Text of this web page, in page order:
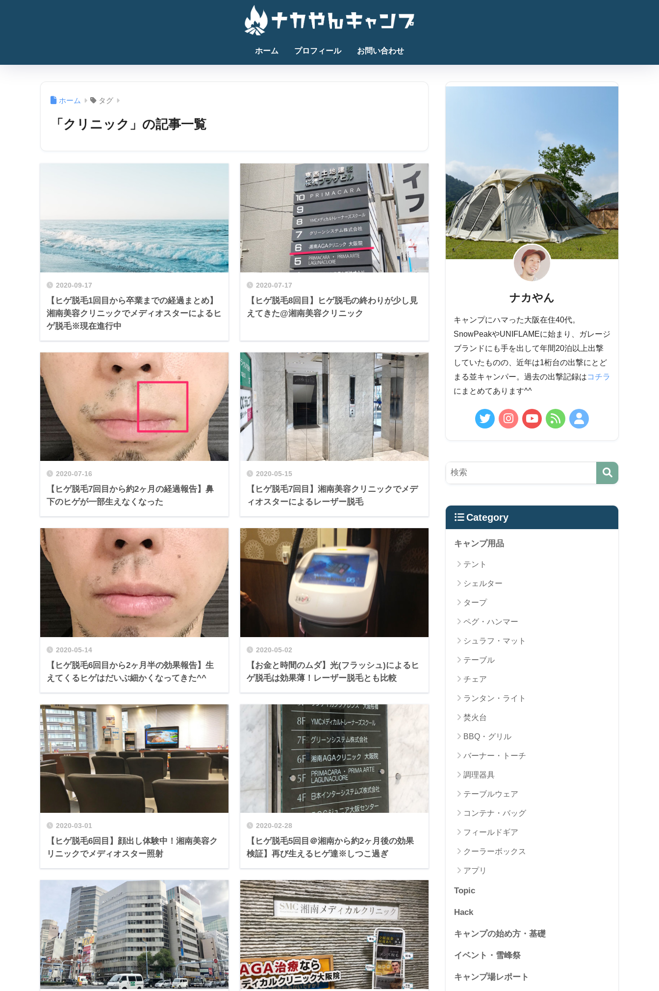
ホーム プロフィール お問い合わせ
ホーム タグ
「クリニック」の記事一覧
2020-09-17
【ヒゲ脱毛1回目から卒業までの経過まとめ】
湘南美容クリニックでメディオスターによるヒ
ゲ脱毛※現在進行中
2020-07-17
【ヒゲ脱毛8回目】ヒゲ脱毛の終わりが少し見
えてきた@湘南美容クリニック
2020-07-16
【ヒゲ脱毛7回目から約2ヶ月の経過報告】鼻
下のヒゲが一部生えなくなった
2020-05-15
【ヒゲ脱毛7回目】湘南美容クリニックでメデ
ィオスターによるレーザー脱毛
2020-05-14
【ヒゲ脱毛6回目から2ヶ月半の効果報告】生
えてくるヒゲはだいぶ細かくなってきた^^
2020-05-02
【お金と時間のムダ】光(フラッシュ)によるヒ
ゲ脱毛は効果薄！レーザー脱毛とも比較
2020-03-01
【ヒゲ脱毛6回目】顔出し体験中！湘南美容ク
リニックでメディオスター照射
2020-02-28
【ヒゲ脱毛5回目＠湘南から約2ヶ月後の効果
検証】再び生えるヒゲ達※しつこ過ぎ
ナカやん
キャンプにハマった大阪在住40代。
SnowPeakやUNIFLAMEに始まり、ガレージ
ブランドにも手を出して年間20泊以上出撃
していたものの、近年は1桁台の出撃にとど
まる並キャンパー。過去の出撃記録はコチラ
にまとめてあります^^
Category
キャンプ用品
テント
シェルター
タープ
ペグ・ハンマー
シュラフ・マット
テーブル
チェア
ランタン・ライト
焚火台
BBQ・グリル
バーナー・トーチ
調理器具
テーブルウェア
コンテナ・バッグ
フィールドギア
クーラーボックス
アプリ
Topic
Hack
キャンプの始め方・基礎
イベント・雪峰祭
キャンプ場レポート